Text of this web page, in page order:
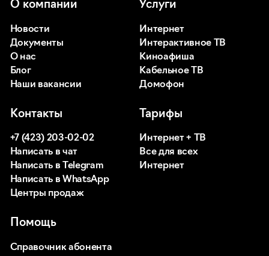
О компании
Новости
Документы
О нас
Блог
Наши вакансии
Услуги
Интернет
Интерактивное ТВ
Киноафиша
Кабельное ТВ
Домофон
Помощь
Справочник абонента
Тарифы
Интернет + ТВ
Все для всех
Интернет
Контакты
+7 (423) 203-02-02
Написать в чат
Написать в Telegram
Написать в WhatsApp
Центры продаж